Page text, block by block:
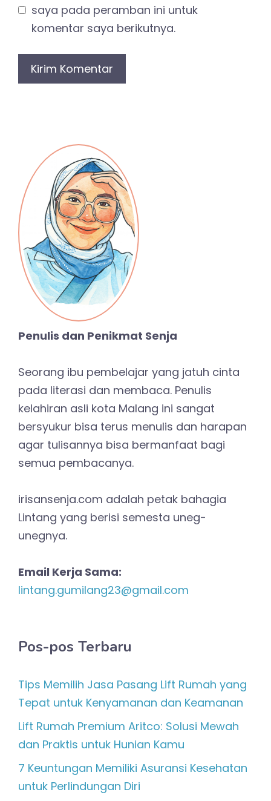
saya pada peramban ini untuk
komentar saya berikutnya.
Penulis dan Penikmat Senja
Seorang ibu pembelajar yang jatuh cinta
pada literasi dan membaca. Penulis
kelahiran asli kota Malang ini sangat
bersyukur bisa terus menulis dan harapan
agar tulisannya bisa bermanfaat bagi
semua pembacanya.
irisansenja.com adalah petak bahagia
Lintang yang berisi semesta uneg-
unegnya.
Email Kerja Sama:
lintang.gumilang23@gmail.com
Pos-pos Terbaru
Tips Memilih Jasa Pasang Lift Rumah yang
Tepat untuk Kenyamanan dan Keamanan
Lift Rumah Premium Aritco: Solusi Mewah
dan Praktis untuk Hunian Kamu
7 Keuntungan Memiliki Asuransi Kesehatan
untuk Perlindungan Diri